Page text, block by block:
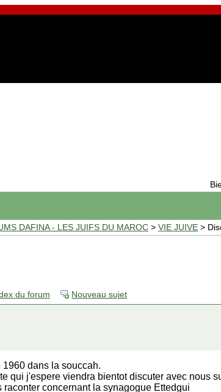
DAFINA - LES JUIFS DU MAROC > VIE JUIVE >
du forum Nouveau sujet
dans la souccah.
qui j'espere viendra bientot discuter avec nous
raconter concernant la synagogue Ettedgui